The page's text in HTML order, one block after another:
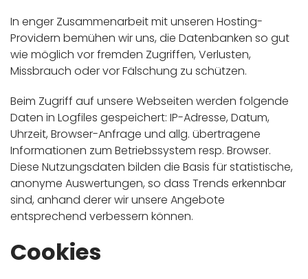
In enger Zusammenarbeit mit unseren Hosting-
Providern bemühen wir uns, die Datenbanken so gut
wie möglich vor fremden Zugriffen, Verlusten,
Missbrauch oder vor Fälschung zu schützen.
Beim Zugriff auf unsere Webseiten werden folgende
Daten in Logfiles gespeichert: IP-Adresse, Datum,
Uhrzeit, Browser-Anfrage und allg. übertragene
Informationen zum Betriebssystem resp. Browser.
Diese Nutzungsdaten bilden die Basis für statistische,
anonyme Auswertungen, so dass Trends erkennbar
sind, anhand derer wir unsere Angebote
entsprechend verbessern können.
Cookies